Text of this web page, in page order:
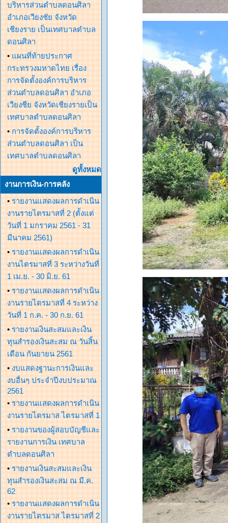
บริหารส่วนตำบลดอนศิลา
อำเภอเวียงชัย จังหวัด
เชียงราย เป็นเทศบาลตำบล
ดอนศิลา
• แผนที่ท้ายประกาศ
กระทรวงมหาดไทย เรื่อง
การจัดตั้งองค์การบริหาร
ส่วนตำบลดอนศิลา อำเภอ
เวียงชีย จังหวัดเชียงรายเป็น
เทศบาลตำบลดอนศิลา
• การจัดตั้งองค์การบริหาร
ส่วนตำบลดอนศิลา เป็น
เทศบาลตำบลดอนศิลา
ดูทั้งหมด
งานการเงิน-การคลัง
• รายงานแสดงผลการดำเนิน
งานรายไตรมาสที่ 2 (ตั้งแต่
วันที่ 1 มกราคม 2561 - 31
มีนาคม 2561)
• รายงานแสดงผลการดำเนิน
งานไตรมาสที่ 3 ระหว่างวันที่
1 เม.ย. - 30 มิ.ย. 61
• รายงานแสดงผลการดำเนิน
งานรายไตรมาสที่ 4 ระหว่าง
วันที่ 1 ก.ค. - 30 ก.ย. 61
• รายงานเงินสะสมและเงิน
ทุนสำรองเงินสะสม ณ วันสิ้น
เดือน กันยายน 2561
• งบแสดงฐานะการเงินและ
งบอื่นๆ ประจำปีงบประมาณ
2561
• รายงานแสดงผลการดำเนิน
งานรายไตรมาส ไตรมาสที่ 1
• รายงานของผู้สอบบัญชีและ
รายงานการเงิน เทศบาล
ตำบลดอนศิลา
• รายงานเงินสะสมและเงิน
ทุนสำรองเงินสะสม ณ มี.ค.
62
• รายงานแสดงผลการดำเนิน
งานรายไตรมาส ไตรมาสที่ 2